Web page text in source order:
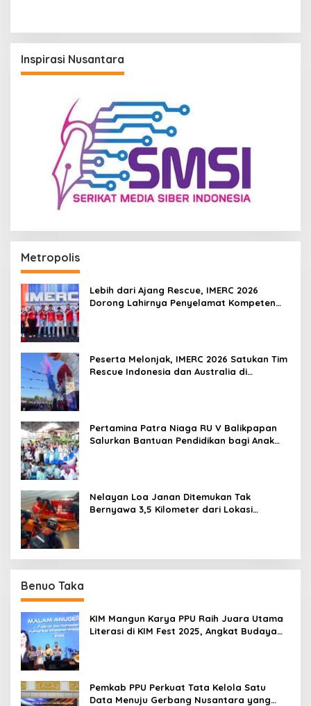
Inspirasi Nusantara
Metropolis
Lebih dari Ajang Rescue, IMERC 2026
Dorong Lahirnya Penyelamat Kompeten
Peserta Melonjak, IMERC 2026 Satukan Tim
Rescue Indonesia dan Australia di
Pertamina Patra Niaga RU V Balikpapan
Salurkan Bantuan Pendidikan bagi Anak
Nelayan Loa Janan Ditemukan Tak
Bernyawa 3,5 Kilometer dari Lokasi
Benuo Taka
KIM Mangun Karya PPU Raih Juara Utama
Literasi di KIM Fest 2025, Angkat Budaya
Pemkab PPU Perkuat Tata Kelola Satu
Data Menuju Gerbang Nusantara yang